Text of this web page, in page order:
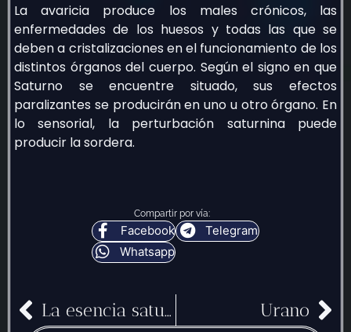
La avaricia produce los males crónicos, las
enfermedades de los huesos y todas las que se
deben a cristalizaciones en el funcionamiento de los
distintos órganos del cuerpo. Según el signo en que
Saturno se encuentre situado, sus efectos
paralizantes se producirán en uno u otro órgano. En
lo sensorial, la perturbación saturnina puede
producir la sordera.
Compartir por vía:
Facebook
Telegram
Whatsapp
La esencia saturnina Urano